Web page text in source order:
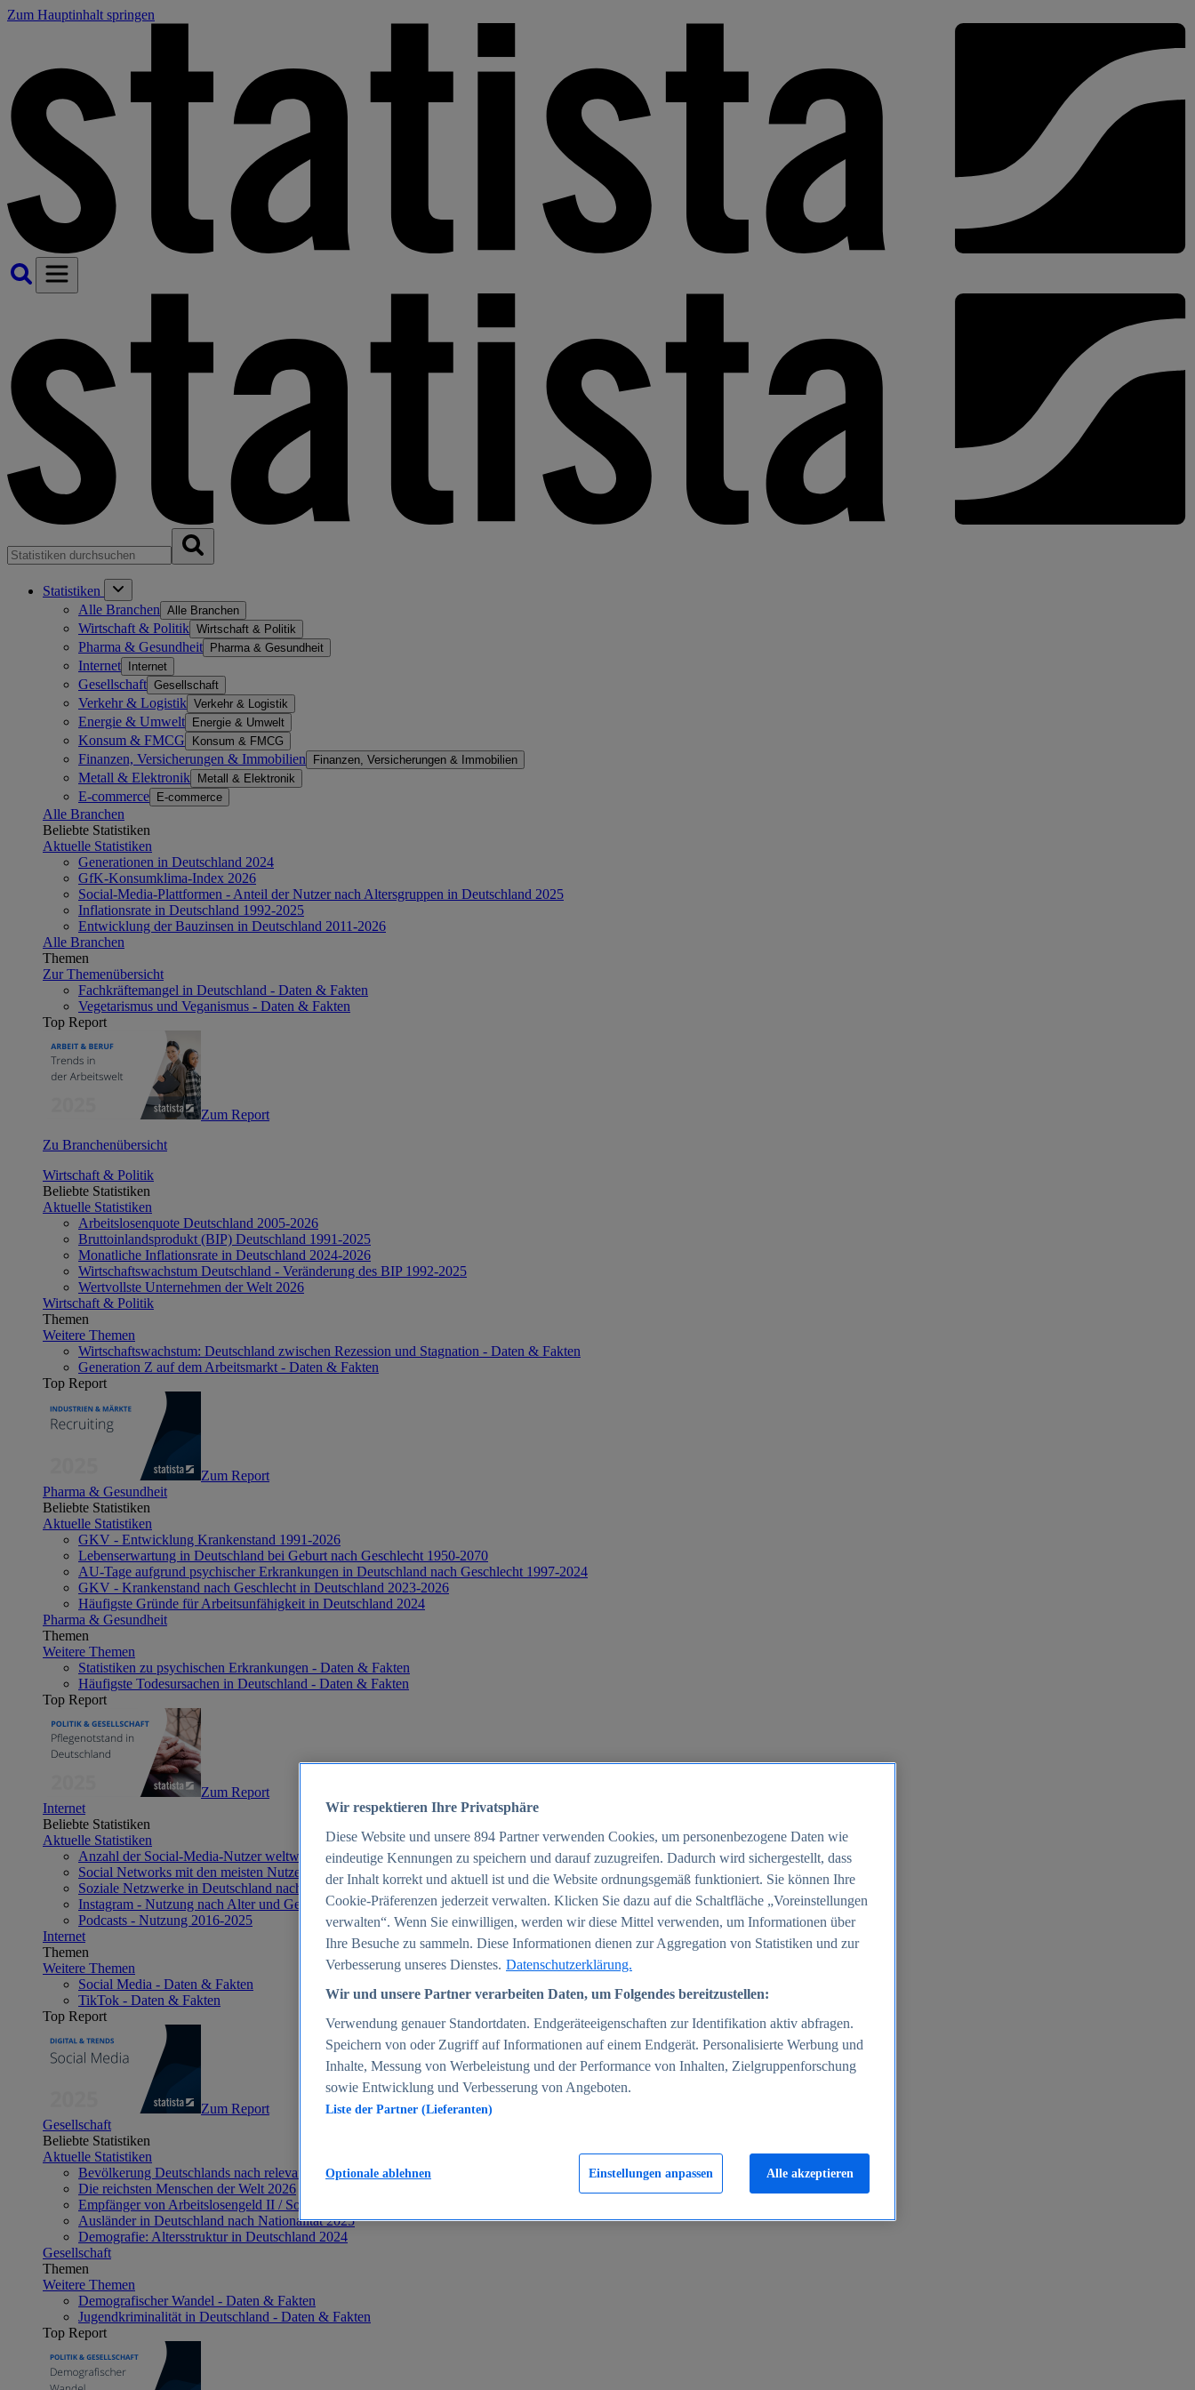
Zum Hauptinhalt springen
Statistiken
Alle Branchen Alle Branchen
Wirtschaft & Politik Wirtschaft & Politik
Pharma & Gesundheit Pharma & Gesundheit
Internet Internet
Gesellschaft Gesellschaft
Verkehr & Logistik Verkehr & Logistik
Energie & Umwelt Energie & Umwelt
Konsum & FMCG Konsum & FMCG
Finanzen, Versicherungen & Immobilien Finanzen, Versicherungen & Immobilien
Metall & Elektronik Metall & Elektronik
E-commerce E-commerce
Alle Branchen
Beliebte Statistiken
Aktuelle Statistiken
Generationen in Deutschland 2024
GfK-Konsumklima-Index 2026
Social-Media-Plattformen - Anteil der Nutzer nach Altersgruppen in Deutschland 2025
Inflationsrate in Deutschland 1992-2025
Entwicklung der Bauzinsen in Deutschland 2011-2026
Alle Branchen
Themen
Zur Themenübersicht
Fachkräftemangel in Deutschland - Daten & Fakten
Vegetarismus und Veganismus - Daten & Fakten
Top Report
Zum Report
Zu Branchenübersicht
Wirtschaft & Politik
Beliebte Statistiken
Aktuelle Statistiken
Arbeitslosenquote Deutschland 2005-2026
Bruttoinlandsprodukt (BIP) Deutschland 1991-2025
Monatliche Inflationsrate in Deutschland 2024-2026
Wirtschaftswachstum Deutschland - Veränderung des BIP 1992-2025
Wertvollste Unternehmen der Welt 2026
Wirtschaft & Politik
Themen
Weitere Themen
Wirtschaftswachstum: Deutschland zwischen Rezession und Stagnation - Daten & Fakten
Generation Z auf dem Arbeitsmarkt - Daten & Fakten
Top Report
Zum Report
Pharma & Gesundheit
Beliebte Statistiken
Aktuelle Statistiken
GKV - Entwicklung Krankenstand 1991-2026
Lebenserwartung in Deutschland bei Geburt nach Geschlecht 1950-2070
AU-Tage aufgrund psychischer Erkrankungen in Deutschland nach Geschlecht 1997-2024
GKV - Krankenstand nach Geschlecht in Deutschland 2023-2026
Häufigste Gründe für Arbeitsunfähigkeit in Deutschland 2024
Pharma & Gesundheit
Themen
Weitere Themen
Statistiken zu psychischen Erkrankungen - Daten & Fakten
Häufigste Todesursachen in Deutschland - Daten & Fakten
Top Report
Zum Report
Internet
Beliebte Statistiken
Aktuelle Statistiken
Anzahl der Social-Media-Nutzer weltweit 2012-2025
Social Networks mit den meisten Nutzern weltweit 2025
Soziale Netzwerke in Deutschland nach Generationen 2025
Instagram - Nutzung nach Alter und Geschlecht in Deutschland 2025
Podcasts - Nutzung 2016-2025
Internet
Themen
Weitere Themen
Social Media - Daten & Fakten
TikTok - Daten & Fakten
Top Report
Zum Report
Gesellschaft
Beliebte Statistiken
Aktuelle Statistiken
Bevölkerung Deutschlands nach relevanten Altersgruppen 2024
Die reichsten Menschen der Welt 2026
Empfänger von Arbeitslosengeld II / Sozialgeld / Bürgergeld in Deutschland 2005-2025
Ausländer in Deutschland nach Nationalität 2025
Demografie: Altersstruktur in Deutschland 2024
Gesellschaft
Themen
Weitere Themen
Demografischer Wandel - Daten & Fakten
Jugendkriminalität in Deutschland - Daten & Fakten
Top Report
Wir respektieren Ihre Privatsphäre
Diese Website und unsere 894 Partner verwenden Cookies, um personenbezogene Daten wie
eindeutige Kennungen zu speichern und darauf zuzugreifen. Dadurch wird sichergestellt, dass
der Inhalt korrekt und aktuell ist und die Website ordnungsgemäß funktioniert. Sie können Ihre
Cookie-Präferenzen jederzeit verwalten. Klicken Sie dazu auf die Schaltfläche „Voreinstellungen
verwalten“. Wenn Sie einwilligen, werden wir diese Mittel verwenden, um Informationen über
Ihre Besuche zu sammeln. Diese Informationen dienen zur Aggregation von Statistiken und zur
Verbesserung unseres Dienstes. Datenschutzerklärung.
Wir und unsere Partner verarbeiten Daten, um Folgendes bereitzustellen:
Verwendung genauer Standortdaten. Endgeräteeigenschaften zur Identifikation aktiv abfragen.
Speichern von oder Zugriff auf Informationen auf einem Endgerät. Personalisierte Werbung und
Inhalte, Messung von Werbeleistung und der Performance von Inhalten, Zielgruppenforschung
sowie Entwicklung und Verbesserung von Angeboten.
Liste der Partner (Lieferanten)
Einstellungen anpassen
Optionale ablehnen Alle akzeptieren